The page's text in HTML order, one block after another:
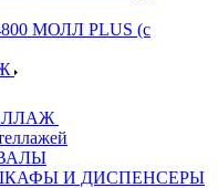
МОЛЛ PLUS (с
И ДИСПЕНСЕРЫ